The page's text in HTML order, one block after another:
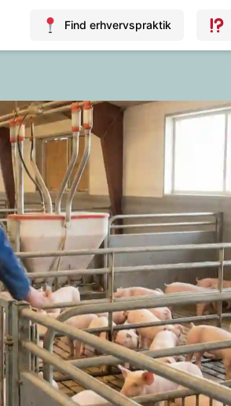
Find erhvervspraktik